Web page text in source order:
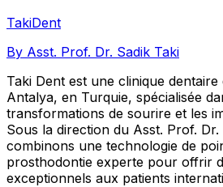
TakiDent
By Asst. Prof. Dr. Sadik Taki
Taki Dent est une clinique
Antalya, en Turquie, spécialisée
transformations de sourire et les
Sous la direction du Asst. Prof. Dr.
combinons une technologie de
prosthodontie experte pour offrir
exceptionnels aux patients